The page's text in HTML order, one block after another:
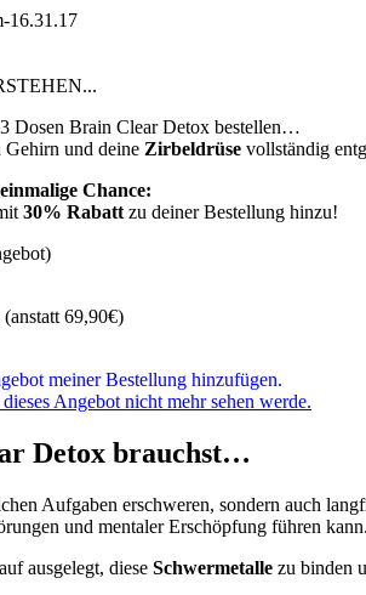
Dosen Brain Clear Detox bestellen…
und deine Zirbeldrüse vollständig
Chance:
30% Rabatt zu deiner Bestellung hinzu!
69,90€)
meiner Bestellung hinzufügen.
Angebot nicht mehr sehen werde.
Detox brauchst…
Aufgaben erschweren, sondern auch
und mentaler Erschöpfung führen kann.
ausgelegt, diese Schwermetalle zu binden